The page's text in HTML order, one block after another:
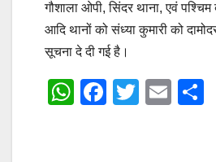
गौशाला ओपी, सिंदर थाना, एवं
आदि थानों को संध्या कुमारी को
सूचना दे दी गई है।
W
F
T
E